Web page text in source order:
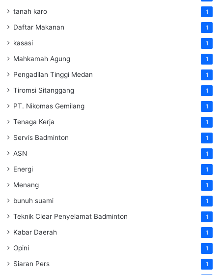
tanah karo 1
Daftar Makanan 1
kasasi 1
Mahkamah Agung 1
Pengadilan Tinggi Medan 1
Tiromsi Sitanggang 1
PT. Nikomas Gemilang 1
Tenaga Kerja 1
Servis Badminton 1
ASN 1
Energi 1
Menang 1
bunuh suami 1
Teknik Clear Penyelamat Badminton 1
Kabar Daerah 1
Opini 1
Siaran Pers 1